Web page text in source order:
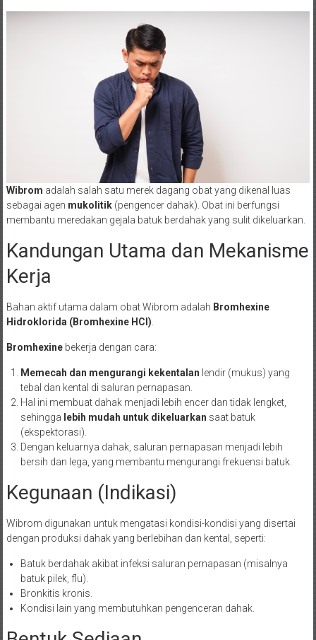
Wibrom adalah salah satu merek dagang obat yang dikenal luas
sebagai agen mukolitik(pengencer dahak). Obat ini berfungsi
membantu meredakan gejala batuk berdahak yang sulit dikeluarkan.
Kandungan Utama dan Mekanisme
Kerja
Bahan aktif utama dalam obat Wibrom adalah Bromhexine
Hidroklorida (Bromhexine HCl)
Bromhexinebekerja dengan cara:
Memecah dan mengurangi kekentalan lendir (mukus) yang
tebal dan kental di saluran pernapasan.
Hal ini membuat dahak menjadi lebih encer dan tidak lengket,
sehingga lebih mudah untuk dikeluarkan saat batuk
(ekspektorasi).
Dengan keluarnya dahak, saluran pernapasan menjadi lebih
bersih dan lega, yang membantu mengurangi frekuensi batuk.
Kegunaan (Indikasi)
Wibrom digunakan untuk mengatasi kondisi-kondisi yang disertai
dengan produksi dahak yang berlebihan dan kental, seperti:
Batuk berdahak akibat infeksi saluran pernapasan (misalnya
batuk pilek, flu).
Bronkitis kronis.
Kondisi lain yang membutuhkan pengenceran dahak.